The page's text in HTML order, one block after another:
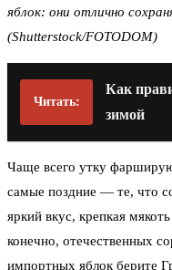
яблок: они отлично
(Shutterstock/FOTODOM)
Читать:
Как
зимой
Чаще всего утку
самые поздние — те, что
яркий вкус, крепкая
конечно, отечественных
импортных яблок берите